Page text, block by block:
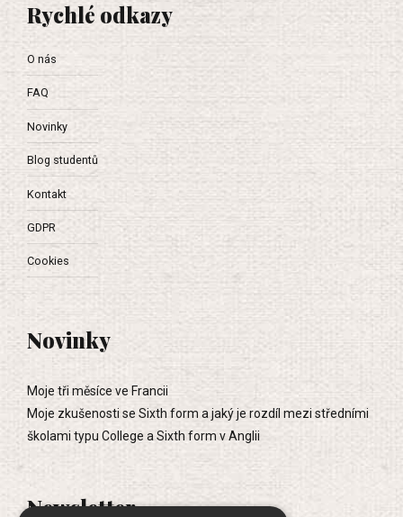
Rychlé odkazy
O nás
FAQ
Novinky
Blog studentů
Kontakt
GDPR
Cookies
Novinky
Moje tři měsíce ve Francii
Moje zkušenosti se Sixth form a jaký je rozdíl mezi středními
školami typu College a Sixth form v Anglii
Newsletter